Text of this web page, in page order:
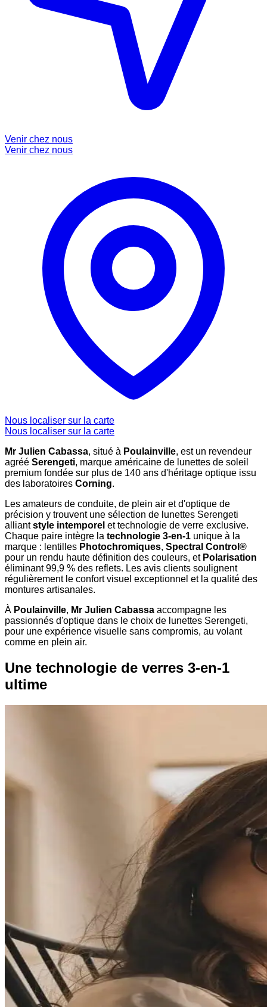
Venir chez nous
Venir chez nous
Nous localiser sur la carte
Nous localiser sur la carte
Mr Julien Cabassa, situé à Poulainville, est un revendeur
agréé Serengeti, marque américaine de lunettes de soleil
premium fondée sur plus de 140 ans d'héritage optique issu
des laboratoires Corning.
Les amateurs de conduite, de plein air et d'optique de
précision y trouvent une sélection de lunettes Serengeti
alliantstyle intemporel et technologie de verre exclusive.
Chaque paire intègre la technologie 3-en-1 unique à la
marque : lentilles Photochromiques, Spectral Control®
pour un rendu haute définition des couleurs, et Polarisation
éliminant 99,9 % des reflets. Les avis clients soulignent
régulièrement le confort visuel exceptionnel et la qualité des
montures artisanales.
À Poulainville, Mr Julien Cabassa accompagne les
passionnés d'optique dans le choix de lunettes Serengeti,
pour une expérience visuelle sans compromis, au volant
comme en plein air.
Une technologie de verres 3-en-1
ultime